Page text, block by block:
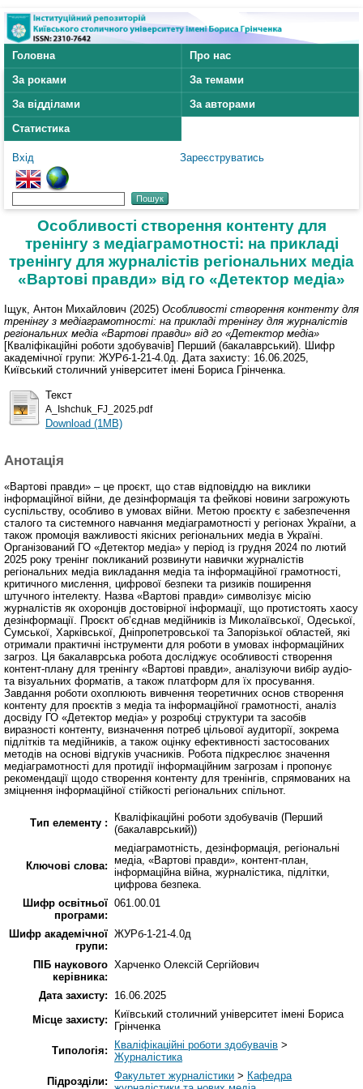
Головна
Про нас
За роками
За темами
За відділами
За авторами
Статистика
Вхід Зареєструватись
Особливості створення контенту для
тренінгу з медіаграмотності: на прикладі
тренінгу для журналістів регіональних медіа
«Вартові правди» від го «Детектор медіа»
Іщук, Антон Михайлович (2025) Особливості створення контенту для
тренінгу з медіаграмотності: на прикладі тренінгу для журналістів
регіональних медіа «Вартові правди» від го «Детектор медіа»
[Кваліфікаційні роботи здобувачів] Перший (бакалаврський). Шифр
академічної групи: ЖУРб-1-21-4.0д. Дата захисту: 16.06.2025,
Київський столичний університет імені Бориса Грінченка.
Текст
A_Ishchuk_FJ_2025.pdf
Download (1MB)
Анотація
«Вартові правди» – це проєкт, що став відповіддю на виклики
інформаційної війни, де дезінформація та фейкові новини загрожують
суспільству, особливо в умовах війни. Метою проєкту є забезпечення
сталого та системного навчання медіаграмотності у регіонах України, а
також промоція важливості якісних регіональних медіа в Україні.
Організований ГО «Детектор медіа» у період із грудня 2024 по лютий
2025 року тренінг покликаний розвинути навички журналістів
регіональних медіа викладання медіа та інформаційної грамотності,
критичного мислення, цифрової безпеки та ризиків поширення
штучного інтелекту. Назва «Вартові правди» символізує місію
журналістів як охоронців достовірної інформації, що протистоять хаосу
дезінформації. Проєкт об’єднав медійників із Миколаївської, Одеської,
Сумської, Харківської, Дніпропетровської та Запорізької областей, які
отримали практичні інструменти для роботи в умовах інформаційних
загроз. Ця бакалаврська робота досліджує особливості створення
контент-плану для тренінгу «Вартові правди», аналізуючи вибір аудіо-
та візуальних форматів, а також платформ для їх просування.
Завдання роботи охоплюють вивчення теоретичних основ створення
контенту для проєктів з медіа та інформаційної грамотності, аналіз
досвіду ГО «Детектор медіа» у розробці структури та засобів
виразності контенту, визначення потреб цільової аудиторії, зокрема
підлітків та медійників, а також оцінку ефективності застосованих
методів на основі відгуків учасників. Робота підкреслює значення
медіаграмотності для протидії інформаційним загрозам і пропонує
рекомендації щодо створення контенту для тренінгів, спрямованих на
зміцнення інформаційної стійкості регіональних спільнот.
Тип елементу :
Кваліфікаційні роботи здобувачів (Перший
(бакалаврський))
Ключові слова:
медіаграмотність, дезінформація, регіональні
медіа, «Вартові правди», контент-план,
інформаційна війна, журналістика, підлітки,
цифрова безпека.
Шифр освітньої
програми:
061.00.01
Шифр академічної
групи:
ЖУРб-1-21-4.0д
ПІБ наукового
керівника:
Харченко Олексій Сергійович
Дата захисту:
16.06.2025
Місце захисту:
Київський столичний університет імені Бориса
Грінченка
Типологія:
Кваліфікаційні роботи здобувачів >
Журналістика
Підрозділи: Факультет журналістики > Кафедра